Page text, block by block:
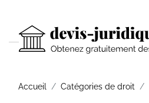
Accueil Catégories de droit